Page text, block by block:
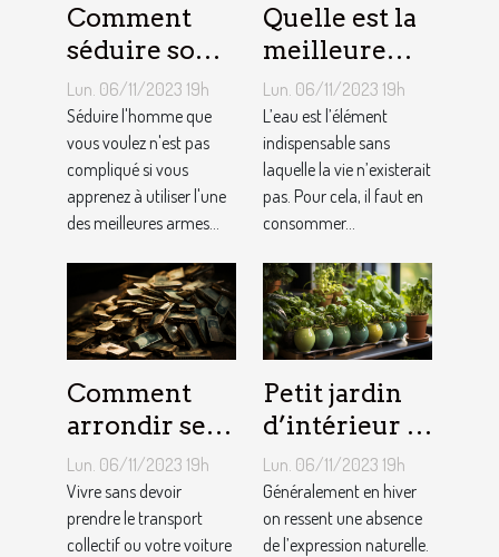
Comment
séduire son
homme ?
Lun. 06/11/2023 19h
Séduire l'homme que
vous voulez n'est pas
compliqué si vous
apprenez à utiliser l'une
des meilleures armes...
Quelle est la
meilleure
quantité
d’eau qu’il
faut au
quotidien ?
Lun. 06/11/2023 19h
L’eau est l’élément
indispensable sans
laquelle la vie n’existerait
pas. Pour cela, il faut en
consommer...
Comment
arrondir ses
fins du mois
avec
l’internet ?
Lun. 06/11/2023 19h
Vivre sans devoir
prendre le transport
collectif ou votre voiture
Petit jardin
d’intérieur :
comment en
créer chez
soi ?
Lun. 06/11/2023 19h
Généralement en hiver
on ressent une absence
de l’expression naturelle.